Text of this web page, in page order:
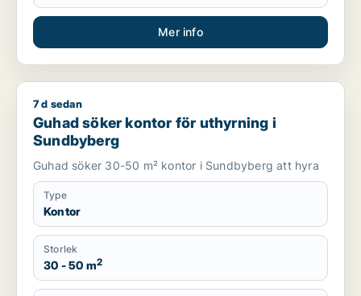
Mer info
Guhad söker kontor för uthyrning i Sundbyberg
7 d sedan
Guhad söker kontor för uthyrning i
Sundbyberg
Guhad söker 30-50 m² kontor i Sundbyberg att hyra
Type
Kontor
Storlek
30 - 50 m2